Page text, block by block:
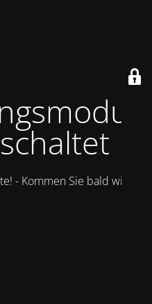
- Kommen Sie bald wieder.